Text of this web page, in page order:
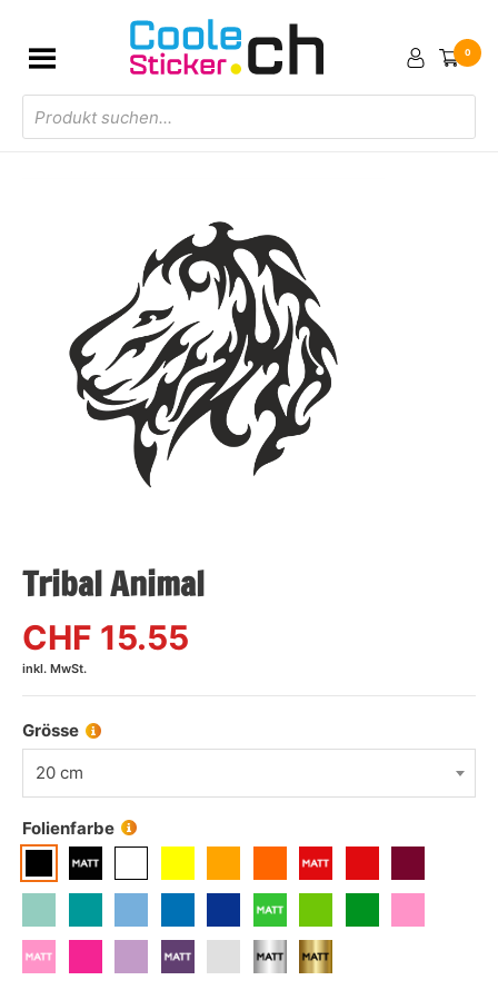
Products
search
0
Tribal Animal
CHF 15.55
inkl. MwSt.
Grösse
20 cm
Folienfarbe